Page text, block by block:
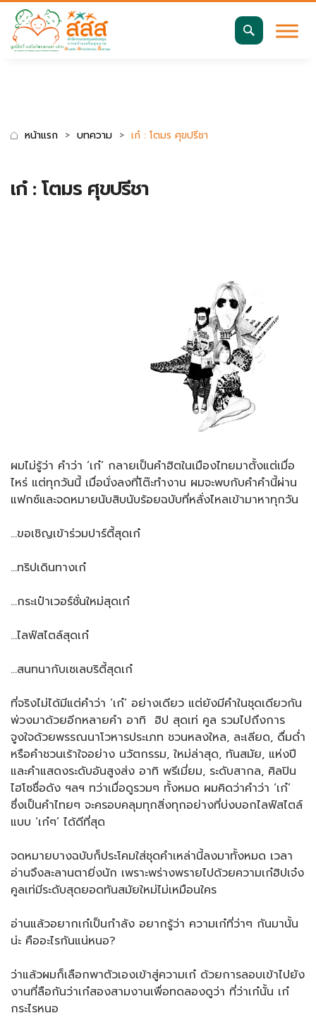
มาตรฐานการเข้าถึงเว็บ WCAG 2.2 AA
หน้าแรก บทความ เก๋ : โตมร ศุขปรีชา
เก๋ : โตมร ศุขปรีชา
ผมไม่รู้ว่า คำว่า ‘เก๋’ กลายเป็นคำฮิตในเมืองไทยมาตั้งแต่เมื่อ
ไหร่ แต่ทุกวันนี้ เมื่อนั่งลงที่โต๊ะทำงาน ผมจะพบกับคำคำนี้ผ่าน
แฟกซ์และจดหมายนับสิบนับร้อยฉบับที่หลั่งไหลเข้ามาหาทุกวัน
…ขอเชิญเข้าร่วมปาร์ตี้สุดเก๋
…ทริปเดินทางเก๋
…กระเป๋าเวอร์ชั่นใหม่สุดเก๋
…ไลฟ์สไตล์สุดเก๋
…สนทนากับเซเลบริตี้สุดเก๋
ที่จริงไม่ได้มีแต่คำว่า ‘เก๋’ อย่างเดียว แต่ยังมีคำในชุดเดียวกัน
พ่วงมาด้วยอีกหลายคำ อาทิ ฮิป สุดเท่ คูล รวมไปถึงการ
จูงใจด้วยพรรณนาโวหารประเภท ชวนหลงใหล, ละเลียด, ดื่มด่ำ
หรือคำชวนเร้าใจอย่าง นวัตกรรม, ใหม่ล่าสุด, ทันสมัย, แห่งปี
และคำแสดงระดับอันสูงส่ง อาทิ พรีเมี่ยม, ระดับสากล, ศิลปิน
ไฮโซชื่อดัง ฯลฯ ทว่าเมื่อดูรวมๆ ทั้งหมด ผมคิดว่าคำว่า ‘เก๋’
ซึ่งเป็นคำไทยๆ จะครอบคลุมทุกสิ่งทุกอย่างที่บ่งบอกไลฟ์สไตล์
แบบ ‘เก๋ๆ’ ได้ดีที่สุด
จดหมายบางฉบับก็ประโคมใส่ชุดคำเหล่านี้ลงมาทั้งหมด เวลา
อ่านจึงละลานตายิ่งนัก เพราะพร่างพรายไปด้วยความเก๋ฮิปเจ๋ง
คูลเท่มีระดับสุดยอดทันสมัยใหม่ไม่เหมือนใคร
อ่านแล้วอยากเก๋เป็นกำลัง อยากรู้ว่า ความเก๋ที่ว่าๆ กันมานั้น
น่ะ คืออะไรกันแน่หนอ?
ว่าแล้วผมก็เลือกพาตัวเองเข้าสู่ความเก๋ ด้วยการลอบเข้าไปยัง
งานที่ลือกันว่าเก๋สองสามงานเพื่อทดลองดูว่า ที่ว่าเก๋นั้น เก๋
กระไรหนอ